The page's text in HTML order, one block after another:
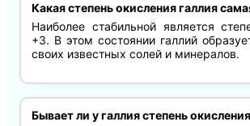
Какая степень окисления галлия
Наиболее стабильной является
+3. В этом состоянии галлий
своих известных солей и минералов.
Бывает ли у галлия степень